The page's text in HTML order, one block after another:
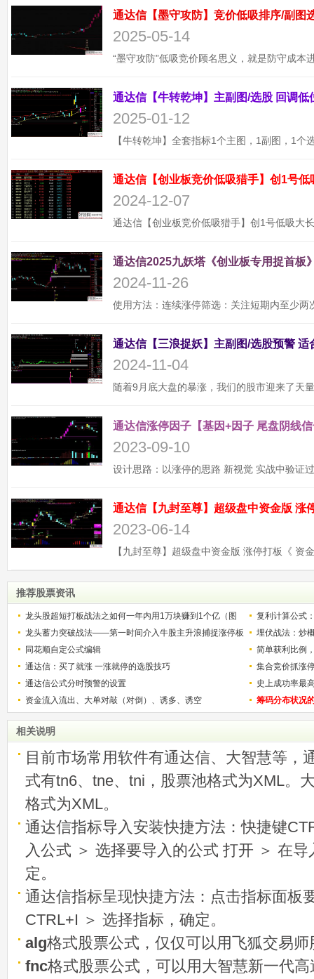
2025-05-14
2025-01-12
通达信【创业板竞价低吸猎手】创1号
2024-12-07
通达信2025九妖塔《创业板专用捉首板
2024-11-26
2024-11-04
通达信涨停因子【基因+因子 尾盘阴线
2023-09-10
2023-06-14
推荐股票资讯
龙头股超短打板战法之如何一年内用1万块赚到1个亿（图
解）
复利计算公式
少？
龙头蓄力突破战法——第一时间介入牛股主升浪捕捉涨停板
的技巧（图解）
埋伏战法：炒
同花顺自定公式编辑
简单获利比例
用
通达信：买了就涨 一涨就停的选股技巧
集合竞价抓涨
通达信公式分时预警的设置
史上成功率最
称选股法宝！
资金流入流出、大单对敲（对倒）、诱多、诱空 筹码分布状况
相关说明
目前市场常用软件有通达信、大智慧等，
式有tn6、tne、tni，股票池格式为XML。
格式为XML。
通达信指标导入安装快捷方法：快捷键
入公式 ＞ 选择要导入的公式 打开 ＞ 在
定。
通达信指标呈现快捷方法：点击指标面板
CTRL+I ＞ 选择指标，确定。
alg格式股票公式，仅仅可以用飞狐交易
fnc格式股票公式，可以用大智慧新一代